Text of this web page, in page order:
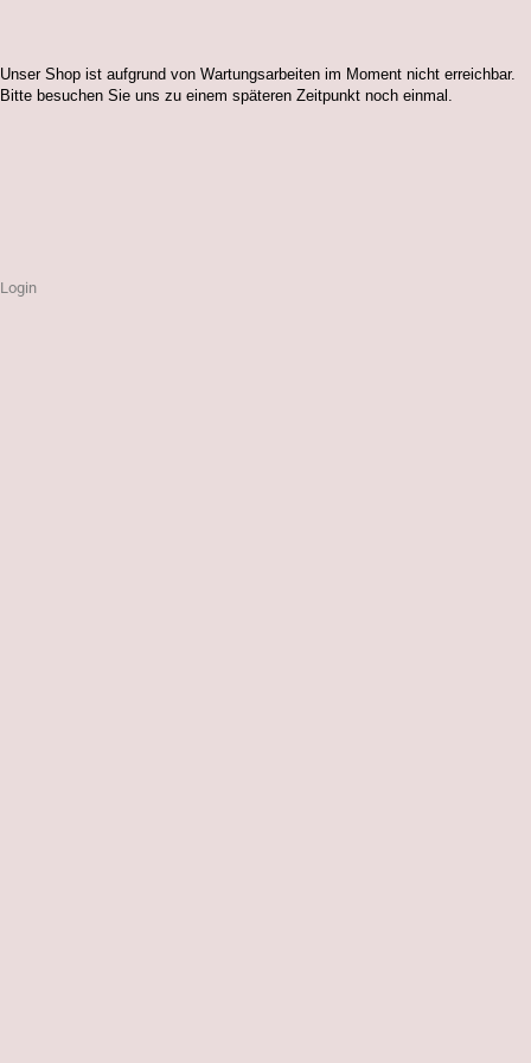
Unser Shop ist aufgrund von Wartungsarbeiten im Moment nicht erreichbar.
Bitte besuchen Sie uns zu einem späteren Zeitpunkt noch einmal.
Login